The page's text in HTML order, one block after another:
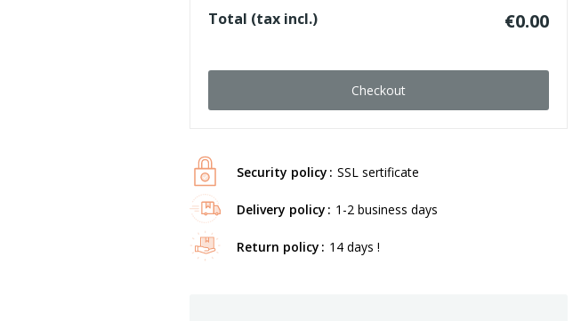
Total (tax incl.) €0.00
Checkout
Security policy SSL sertificate
Delivery policy 1-2 business days
Return policy 14 days !